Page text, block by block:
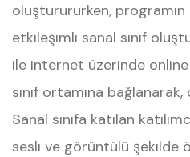
oluşturururken,
etkileşimli sanal sınıf
ile internet üzerinde
sınıf ortamına
Sanal sınıfa katılan
sesli ve görüntülü şekilde